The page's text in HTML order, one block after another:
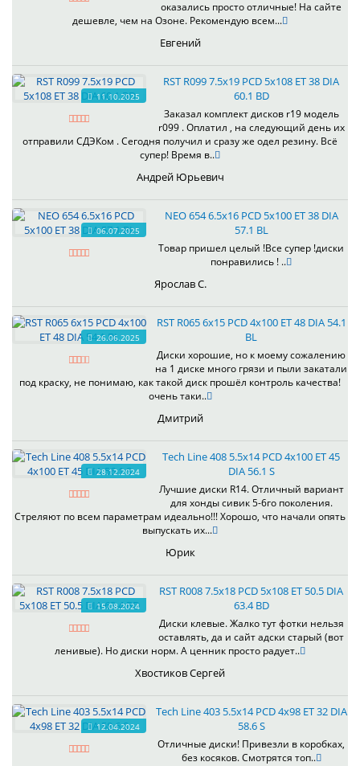
оказались просто отличные! На сайте
дешевле, чем на Озоне. Рекомендую всем...
Евгений
11.10.2025
RST R099 7.5x19 PCD 5x108 ET 38 DIA
60.1 BD
Заказал комплект дисков r19 модель
r099 . Оплатил , на следующий день их
отправили СДЭКом . Сегодня получил и сразу же одел резину. Всё
супер! Время в..
Андрей Юрьевич
06.07.2025
NEO 654 6.5x16 PCD 5x100 ET 38 DIA
57.1 BL
Товар пришел целый !Все супер !диски
понравились ! ..
Ярослав С.
26.06.2025
RST R065 6x15 PCD 4x100 ET 48 DIA 54.1
BL
Диски хорошие, но к моему сожалению
на 1 диске много грязи и пыли закатали
под краску, не понимаю, как такой диск прошёл контроль качества!
очень таки..
Дмитрий
28.12.2024
Tech Line 408 5.5x14 PCD 4x100 ET 45
DIA 56.1 S
Лучшие диски R14. Отличный вариант
для хонды сивик 5-6го поколения.
Стреляют по всем параметрам идеально!!! Хорошо, что начали опять
выпускать их...
Юрик
15.08.2024
RST R008 7.5x18 PCD 5x108 ET 50.5 DIA
63.4 BD
Диски клевые. Жалко тут фотки нельзя
оставлять, да и сайт адски старый (вот
ленивые). Но диски норм. А ценник просто радует..
Хвостиков Сергей
12.04.2024
Tech Line 403 5.5x14 PCD 4x98 ET 32 DIA
58.6 S
Отличные диски! Привезли в коробках,
без косяков. Смотрятся топ..